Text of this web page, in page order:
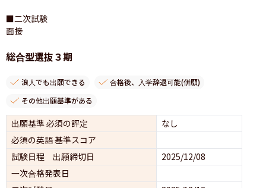
■二次試験
面接
総合型選抜３期
浪人でも出願できる
合格後、入学辞退可能(併願)
その他出願基準がある
出願基準 必須の評定
なし
必須の英語 基準スコア
試験日程 出願締切日
2025/12/08
一次合格発表日